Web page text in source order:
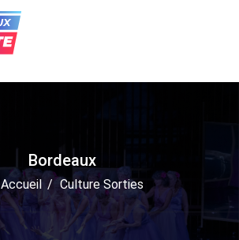
Bordeaux
Accueil Culture Sorties